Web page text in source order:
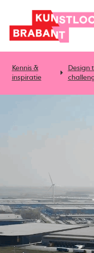
Kennis &
inspiratie
Design